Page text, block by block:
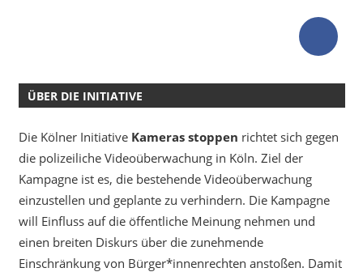
ÜBER DIE INITIATIVE
Die Kölner Initiative Kameras stoppen richtet sich gegen
die polizeiliche Videoüberwachung in Köln. Ziel der
Kampagne ist es, die bestehende Videoüberwachung
einzustellen und geplante zu verhindern. Die Kampagne
will Einfluss auf die öffentliche Meinung nehmen und
einen breiten Diskurs über die zunehmende
Einschränkung von Bürger*innenrechten anstoßen. Damit